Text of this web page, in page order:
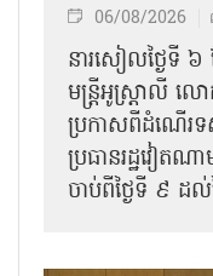
06/08/2026
នារសៀលថ្ងៃទី
មន្ត្រីអូស្ត្រាលី
ប្រកាសពីដំណើរទ
ប្រធានរដ្ឋវៀត
ចាប់ពីថ្ងៃទី ៩ ដ